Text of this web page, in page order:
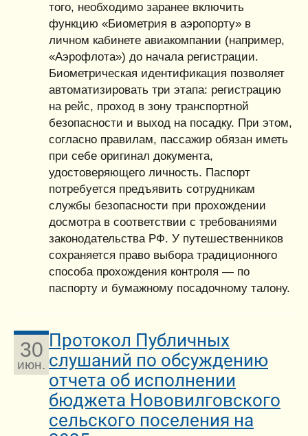
того, необходимо заранее включить
функцию «Биометрия в аэропорту» в
личном кабинете авиакомпании (например,
«Аэрофлота») до начала регистрации.
Биометрическая идентификация позволяет
автоматизировать три этапа: регистрацию
на рейс, проход в зону транспортной
безопасности и выход на посадку. При этом,
согласно правилам, пассажир обязан иметь
при себе оригинал документа,
удостоверяющего личность. Паспорт
потребуется предъявить сотрудникам
службы безопасности при прохождении
досмотра в соответствии с требованиями
законодательства РФ. У путешественников
сохраняется право выбора традиционного
способа прохождения контроля — по
паспорту и бумажному посадочному талону.
30
июн.
Протокол Публичных
слушаний по обсуждению
отчета об исполнении
бюджета Нововилговского
сельского поселения на